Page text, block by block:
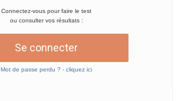
Connectez-vous pour faire le test
ou consulter vos résultats :
Se connecter
Mot de passe perdu ? - cliquez ici